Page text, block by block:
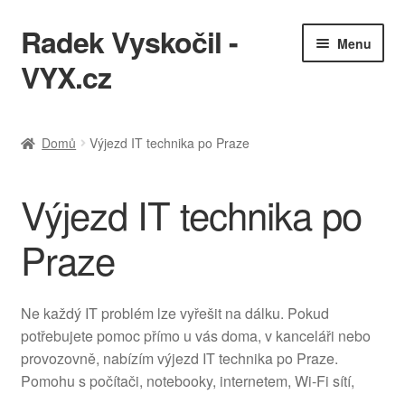
Přeskočit
na
navigaci
Přejít
k
obsahu
Radek Vyskočil -
VYX.cz
Menu
KQL cheatsheet
Zásady ochrany osobních údajů
Domů Výjezd IT technika po Praze
Výjezd IT technika po
Praze
Ne každý IT problém lze vyřešit na dálku. Pokud
potřebujete pomoc přímo u vás doma, v kanceláři nebo
provozovně, nabízím výjezd IT technika po Praze.
Pomohu s počítači, notebooky, internetem, Wi-Fi sítí,